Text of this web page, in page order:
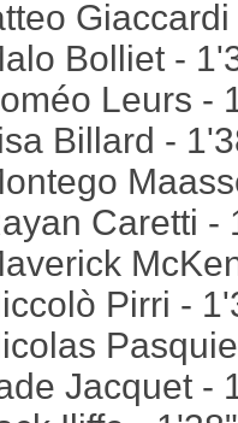
Bolliet -
Leurs -
Billard -
Caretti -
Pirri -
Jacquet -